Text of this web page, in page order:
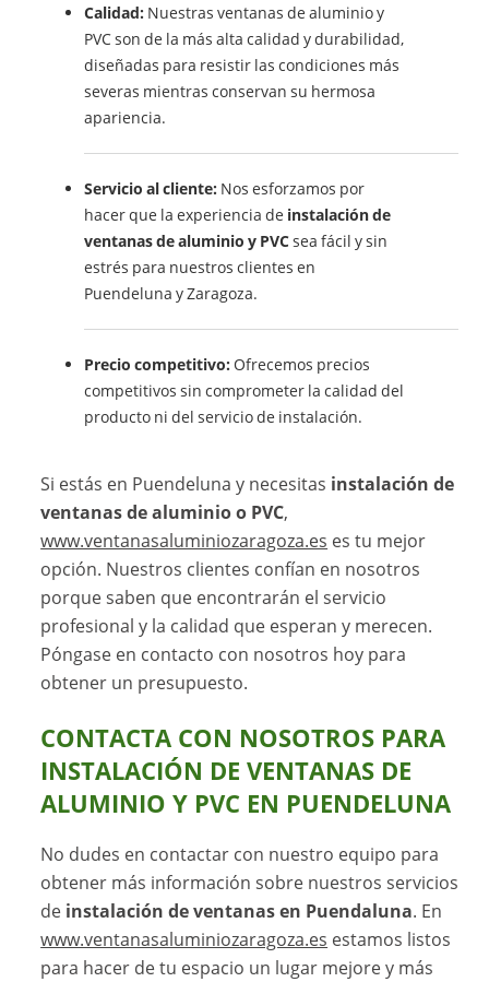
Calidad: Nuestras ventanas de aluminio y
PVC son de la más alta calidad y durabilidad,
diseñadas para resistir las condiciones más
severas mientras conservan su hermosa
apariencia.
Servicio al cliente: Nos esforzamos por
hacer que la experiencia de instalación de
ventanas de aluminio y PVCsea fácil y sin
estrés para nuestros clientes en
Puendeluna y Zaragoza.
Precio competitivo: Ofrecemos precios
competitivos sin comprometer la calidad del
producto ni del servicio de instalación.
Si estás en Puendeluna y necesitas instalación de
ventanas de aluminio o PVC,
www.ventanasaluminiozaragoza.es es tu mejor
opción. Nuestros clientes confían en nosotros
porque saben que encontrarán el servicio
profesional y la calidad que esperan y merecen.
Póngase en contacto con nosotros hoy para
obtener un presupuesto.
CONTACTA CON NOSOTROS PARA
INSTALACIÓN DE VENTANAS DE
ALUMINIO Y PVC EN PUENDELUNA
No dudes en contactar con nuestro equipo para
obtener más información sobre nuestros servicios
de instalación de ventanas en Puendaluna. En
www.ventanasaluminiozaragoza.es estamos listos
para hacer de tu espacio un lugar mejore y más